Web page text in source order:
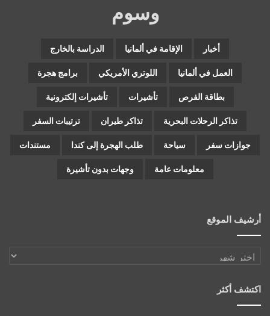
وسوم
أخبار الإقامة في ألمانيا الدراسة بالخارج
العمل في ألمانيا اللوتري الأمريكي برامج هجرة
بطاقة الفرص تأشيرات تأشيرات إلكترونية
تذاكر الرحلات البحرية تذاكر طيران ترتيبات السفر
جوازات سفر سياحة طلب الهجرة إلى كندا مستندات
معلومات عامة وجهات بدون تأشيرة
أرشيف الموقع
أرشيف
اكتشف أكثر